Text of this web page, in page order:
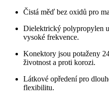
Čistá měď bez oxidů pro
Dielektrický polypropylen
vysoké frekvence.
Konektory jsou potaženy
životnost a proti korozi.
Látkové opředení pro
flexibilitu.